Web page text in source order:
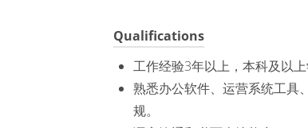
Qualifications
工作经验3年以上，本科及以上
熟悉办公软件、运营系统工具
规。